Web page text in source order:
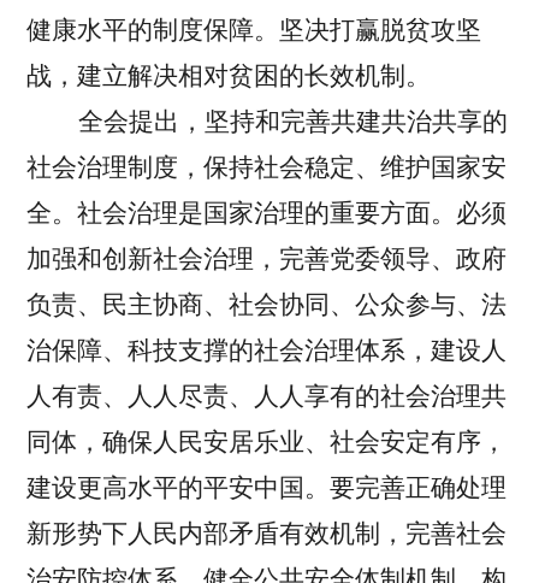
健康水平的制度保障。坚决打赢脱贫攻坚
战，建立解决相对贫困的长效机制。
全会提出，坚持和完善共建共治共享的
社会治理制度，保持社会稳定、维护国家安
全。社会治理是国家治理的重要方面。必须
加强和创新社会治理，完善党委领导、政府
负责、民主协商、社会协同、公众参与、法
治保障、科技支撑的社会治理体系，建设人
人有责、人人尽责、人人享有的社会治理共
同体，确保人民安居乐业、社会安定有序，
建设更高水平的平安中国。要完善正确处理
新形势下人民内部矛盾有效机制，完善社会